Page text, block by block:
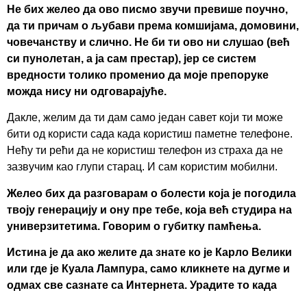
Не бих желео да ово писмо звучи превише поучно,
да ти причам о љубави према комшијама, домовини,
човечанству и слично. Не би ти ово ни слушао (већ
си пунолетан, а ја сам престар), јер се систем
вредности толико променио да моје препоруке
можда нису ни одговарајуће.
Дакле, желим да ти дам само један савет који ти може
бити од користи сада када користиш паметне телефоне.
Нећу ти рећи да не користиш телефон из страха да не
зазвучим као глупи старац. И сам користим мобилни.
Желео бих да разговарам о болести која је погодила
твоју генерацију и ону пре тебе, која већ студира на
универзитетима. Говорим о губитку памћења.
Истина је да ако желите да знате ко је Карло Велики
или где је Куала Лампура, само кликнете на дугме и
одмах све сазнате са Интернета. Урадите то када